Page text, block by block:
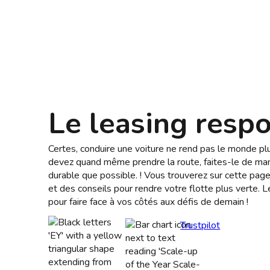
Le leasing
Certes, conduire une voiture ne rend pas le monde
devez quand même prendre la route, faites-le de
durable que possible. ! Vous trouverez sur cette
et des conseils pour rendre votre flotte plus verte.
pour faire face à vos côtés aux défis de demain !
Trustpilot